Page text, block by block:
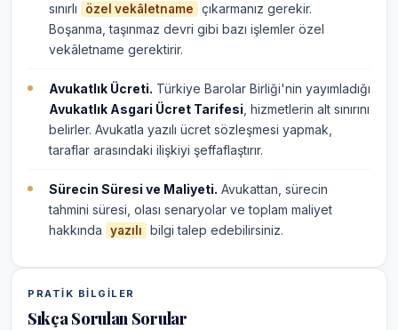
sınırlı
özel vekâletname
çıkarmanız gerekir.
Boşanma, taşınmaz devri gibi bazı işlemler özel
vekâletname gerektirir.
Avukatlık Ücreti. Türkiye Barolar Birliği'nin yayımladığı
Avukatlık Asgari Ücret Tarifesi , hizmetlerin alt sınırını
belirler. Avukatla yazılı ücret sözleşmesi yapmak,
taraflar arasındaki ilişkiyi şeffaflaştırır.
Sürecin Süresi ve Maliyeti. Avukattan, sürecin
tahmini süresi, olası senaryolar ve toplam maliyet
hakkında
yazılı bilgi talep edebilirsiniz.
PRATIK BILGILER
Sıkça Sorulan Sorular